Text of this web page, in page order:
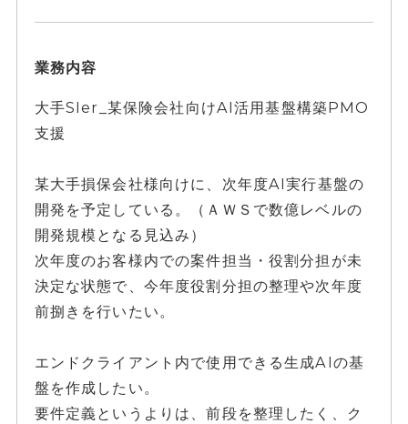
業務内容
大手SIer_某保険会社向けAI活用基盤構築PMO
支援
某大手損保会社様向けに、次年度AI実行基盤の
開発を予定している。（ＡＷＳで数億レベルの
開発規模となる見込み）
次年度のお客様内での案件担当・役割分担が未
決定な状態で、今年度役割分担の整理や次年度
前捌きを行いたい。
エンドクライアント内で使用できる生成AIの基
盤を作成したい。
要件定義というよりは、前段を整理したく、ク